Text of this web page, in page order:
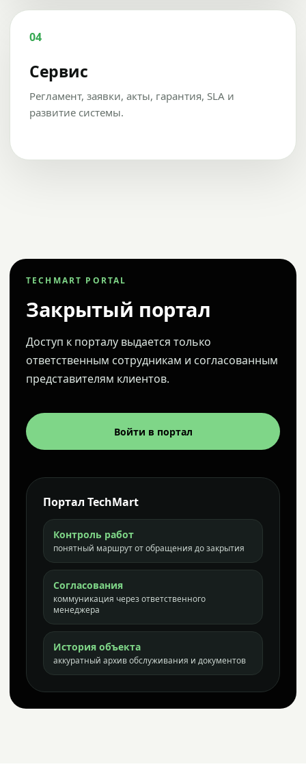
04
Сервис
Регламент, заявки, акты, гарантия, SLA и
развитие системы.
TECHMART PORTAL
Закрытый портал
Доступ к порталу выдается только
ответственным сотрудникам и согласованным
представителям клиентов.
Войти в портал
Портал TechMart
Контроль работ
понятный маршрут от обращения до закрытия
Согласования
коммуникация через ответственного
менеджера
История объекта
аккуратный архив обслуживания и документов